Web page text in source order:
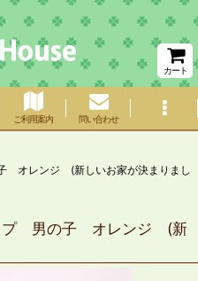
カート
ご利用案内 問い合わせ
オレンジ (新しいお家が決まりまし
ップ 男の子 オレンジ (新